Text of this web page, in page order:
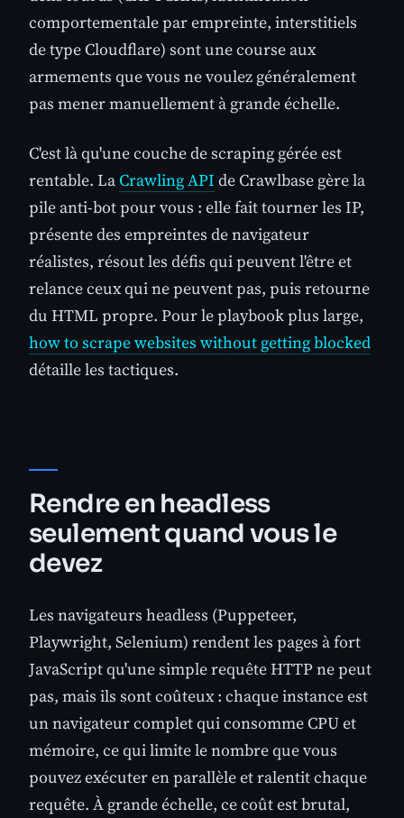
comportementale par empreinte, interstitiels
de type Cloudflare) sont une course aux
armements que vous ne voulez généralement
pas mener manuellement à grande échelle.
C'est là qu'une couche de scraping gérée est
rentable. LaCrawling API de Crawlbase gère la
pile anti-bot pour vous : elle fait tourner les IP,
présente des empreintes de navigateur
réalistes, résout les défis qui peuvent l'être et
relance ceux qui ne peuvent pas, puis retourne
du HTML propre. Pour le playbook plus large,
how to scrape websites without getting blocked
détaille les tactiques.
Rendre en headless
seulement quand vous le
devez
Les navigateurs headless (Puppeteer,
Playwright, Selenium) rendent les pages à fort
JavaScript qu'une simple requête HTTP ne peut
pas, mais ils sont coûteux : chaque instance est
un navigateur complet qui consomme CPU et
mémoire, ce qui limite le nombre que vous
pouvez exécuter en parallèle et ralentit chaque
requête. À grande échelle, ce coût est brutal,